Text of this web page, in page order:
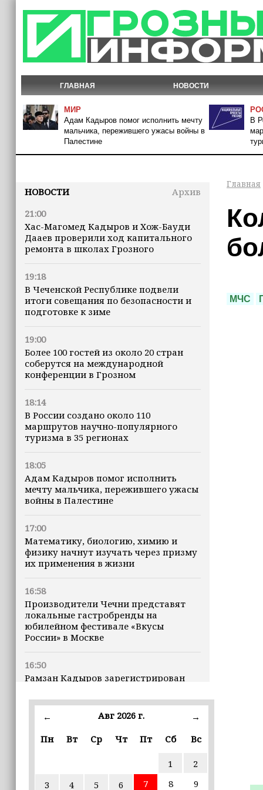
ГЛАВНАЯ НОВОСТИ
МИР
Адам Кадыров помог исполнить мечту
мальчика, пережившего ужасы войны в
Палестине
В
НОВОСТИ
Архив
21:00
Хас-Магомед Кадыров и Хож-Бауди
Дааев проверили ход капитального
ремонта в школах Грозного
19:18
В Чеченской Республике подвели
итоги совещания по безопасности и
подготовке к зиме
19:00
Более 100 гостей из около 20 стран
соберутся на международной
конференции в Грозном
18:14
В России создано около 110
маршрутов научно-популярного
туризма в 35 регионах
18:05
Адам Кадыров помог исполнить
мечту мальчика, пережившего ужасы
войны в Палестине
17:00
Математику, биологию, химию и
физику начнут изучать через призму
их применения в жизни
16:58
Производители Чечни представят
локальные гастробренды на
юбилейном фестивале «Вкусы
России» в Москве
16:50
Рамзан Кадыров зарегистрирован
16:47
землетрясения, рассказала
16:12
← Авг 2026 г.
→
Пн
Вт Ср Чт Пт Сб Вс
1
2
3
4 5 6 7 8
9
Главная
МЧС